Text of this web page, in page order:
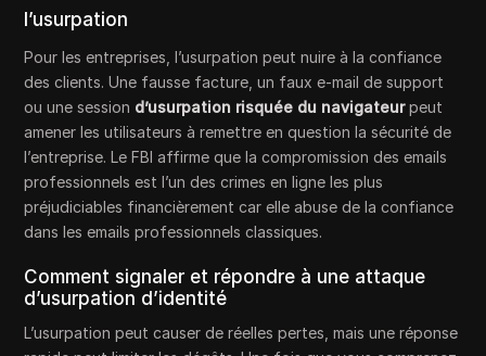
l’usurpation
Pour les entreprises, l’usurpation peut nuire à la confiance
des clients. Une fausse facture, un faux e-mail de support
ou une session d’usurpation risquée du navigateurpeut
amener les utilisateurs à remettre en question la sécurité de
l’entreprise. Le FBI affirme que la compromission des emails
professionnels est l’un des crimes en ligne les plus
préjudiciables financièrement car elle abuse de la confiance
dans les emails professionnels classiques.
Comment signaler et répondre à une attaque
d’usurpation d’identité
L’usurpation peut causer de réelles pertes, mais une réponse